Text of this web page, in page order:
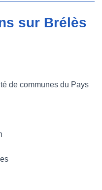
sur Brélès
de communes du Pays